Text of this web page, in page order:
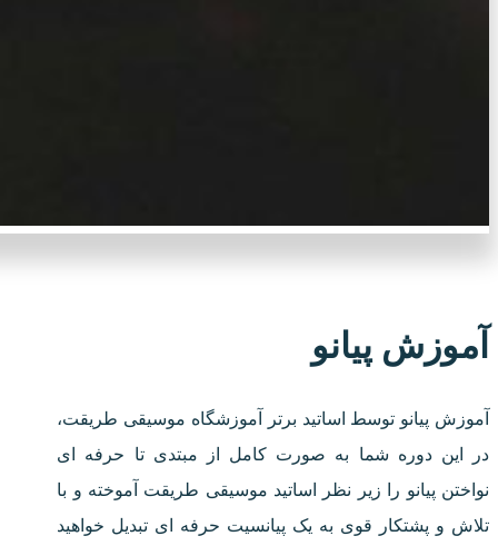
آموزش پیانو
آموزش پیانو توسط اساتید برتر آموزشگاه موسیقی طریقت،
در این دوره شما به صورت کامل از مبتدی تا حرفه ای
نواختن پیانو را زیر نظر اساتید موسیقی طریقت آموخته و با
تلاش و پشتکار قوی به یک پیانسیت حرفه ای تبدیل خواهید